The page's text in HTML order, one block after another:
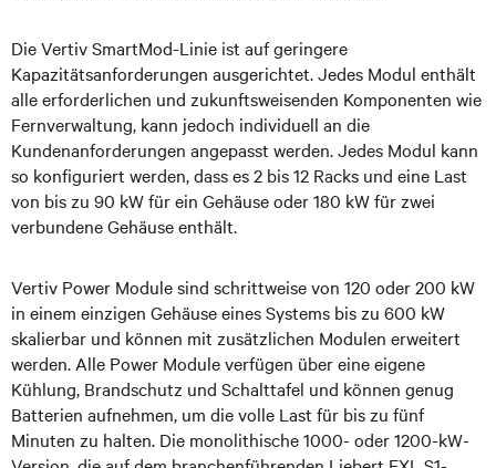
Die Vertiv SmartMod-Linie ist auf geringere
Kapazitätsanforderungen ausgerichtet. Jedes Modul enthält
alle erforderlichen und zukunftsweisenden Komponenten wie
Fernverwaltung, kann jedoch individuell an die
Kundenanforderungen angepasst werden. Jedes Modul kann
so konfiguriert werden, dass es 2 bis 12 Racks und eine Last
von bis zu 90 kW für ein Gehäuse oder 180 kW für zwei
verbundene Gehäuse enthält.
Vertiv Power Module sind schrittweise von 120 oder 200 kW
in einem einzigen Gehäuse eines Systems bis zu 600 kW
skalierbar und können mit zusätzlichen Modulen erweitert
werden. Alle Power Module verfügen über eine eigene
Kühlung, Brandschutz und Schalttafel und können genug
Batterien aufnehmen, um die volle Last für bis zu fünf
Minuten zu halten. Die monolithische 1000- oder 1200-kW-